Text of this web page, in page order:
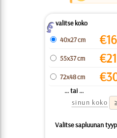
Zvalitse koko
40x27 cm
€
55x37 cm €
72x48 cm €
... tai ...
sinun koko
Valitse sapluunan